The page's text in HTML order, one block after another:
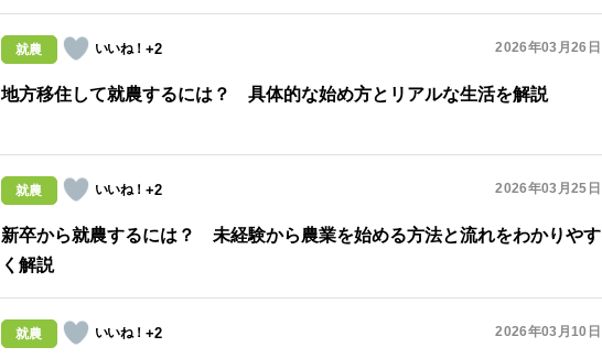
就農 +2 2026年03月26日
地方移住して就農するには？ 具体的な始め方とリアルな生活を解説
就農 +2 2026年03月25日
新卒から就農するには？ 未経験から農業を始める方法と流れをわかりやす
く解説
就農 +2 2026年03月10日